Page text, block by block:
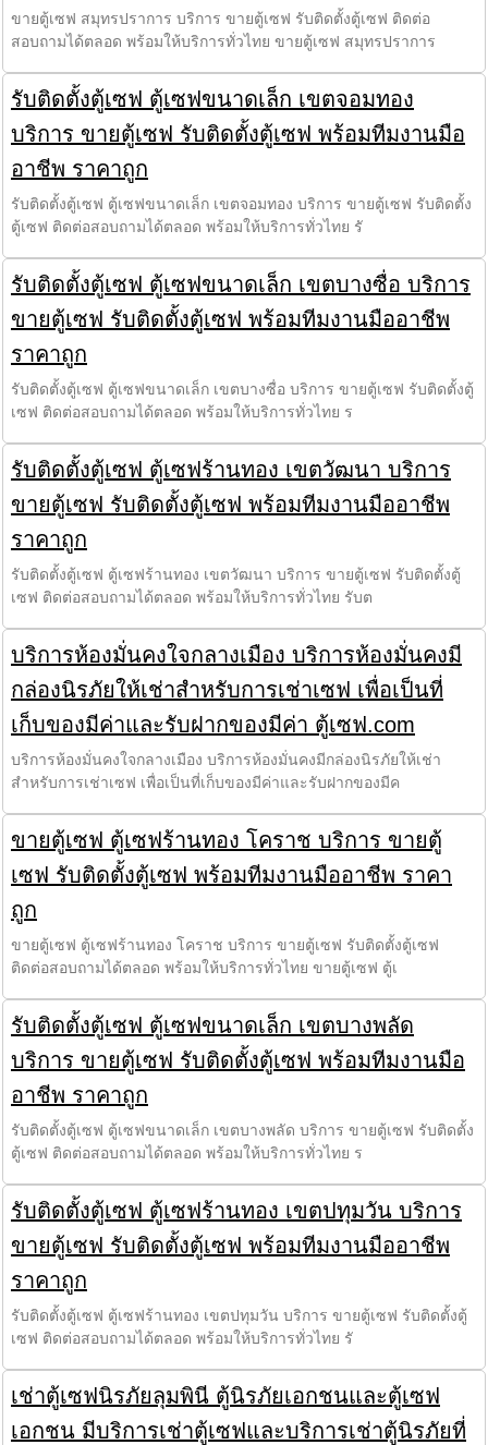
ขายตู้เซฟ สมุทรปราการ บริการ ขายตู้เซฟ รับติดตั้งตู้เซฟ ติดต่อ
สอบถามได้ตลอด พร้อมให้บริการทั่วไทย ขายตู้เซฟ สมุทรปราการ
รับติดตั้งตู้เซฟ ตู้เซฟขนาดเล็ก เขตจอมทอง
บริการ ขายตู้เซฟ รับติดตั้งตู้เซฟ พร้อมทีมงานมือ
อาชีพ ราคาถูก
รับติดตั้งตู้เซฟ ตู้เซฟขนาดเล็ก เขตจอมทอง บริการ ขายตู้เซฟ รับติดตั้ง
ตู้เซฟ ติดต่อสอบถามได้ตลอด พร้อมให้บริการทั่วไทย รั
รับติดตั้งตู้เซฟ ตู้เซฟขนาดเล็ก เขตบางซื่อ บริการ
ขายตู้เซฟ รับติดตั้งตู้เซฟ พร้อมทีมงานมืออาชีพ
ราคาถูก
รับติดตั้งตู้เซฟ ตู้เซฟขนาดเล็ก เขตบางซื่อ บริการ ขายตู้เซฟ รับติดตั้งตู้
เซฟ ติดต่อสอบถามได้ตลอด พร้อมให้บริการทั่วไทย ร
รับติดตั้งตู้เซฟ ตู้เซฟร้านทอง เขตวัฒนา บริการ
ขายตู้เซฟ รับติดตั้งตู้เซฟ พร้อมทีมงานมืออาชีพ
ราคาถูก
รับติดตั้งตู้เซฟ ตู้เซฟร้านทอง เขตวัฒนา บริการ ขายตู้เซฟ รับติดตั้งตู้
เซฟ ติดต่อสอบถามได้ตลอด พร้อมให้บริการทั่วไทย รับต
บริการห้องมั่นคงใจกลางเมือง บริการห้องมั่นคงมี
กล่องนิรภัยให้เช่าสำหรับการเช่าเซฟ เพื่อเป็นที่
เก็บของมีค่าและรับฝากของมีค่า ตู้เซฟ.com
บริการห้องมั่นคงใจกลางเมือง บริการห้องมั่นคงมีกล่องนิรภัยให้เช่า
สำหรับการเช่าเซฟ เพื่อเป็นที่เก็บของมีค่าและรับฝากของมีค
ขายตู้เซฟ ตู้เซฟร้านทอง โคราช บริการ ขายตู้
เซฟ รับติดตั้งตู้เซฟ พร้อมทีมงานมืออาชีพ ราคา
ถูก
ขายตู้เซฟ ตู้เซฟร้านทอง โคราช บริการ ขายตู้เซฟ รับติดตั้งตู้เซฟ
ติดต่อสอบถามได้ตลอด พร้อมให้บริการทั่วไทย ขายตู้เซฟ ตู้เ
รับติดตั้งตู้เซฟ ตู้เซฟขนาดเล็ก เขตบางพลัด
บริการ ขายตู้เซฟ รับติดตั้งตู้เซฟ พร้อมทีมงานมือ
อาชีพ ราคาถูก
รับติดตั้งตู้เซฟ ตู้เซฟขนาดเล็ก เขตบางพลัด บริการ ขายตู้เซฟ รับติดตั้ง
ตู้เซฟ ติดต่อสอบถามได้ตลอด พร้อมให้บริการทั่วไทย ร
รับติดตั้งตู้เซฟ ตู้เซฟร้านทอง เขตปทุมวัน บริการ
ขายตู้เซฟ รับติดตั้งตู้เซฟ พร้อมทีมงานมืออาชีพ
ราคาถูก
รับติดตั้งตู้เซฟ ตู้เซฟร้านทอง เขตปทุมวัน บริการ ขายตู้เซฟ รับติดตั้งตู้
เซฟ ติดต่อสอบถามได้ตลอด พร้อมให้บริการทั่วไทย รั
เช่าตู้เซฟนิรภัยลุมพินี ตู้นิรภัยเอกชนและตู้เซฟ
เอกชน มีบริการเช่าตู้เซฟและบริการเช่าตู้นิรภัยที่